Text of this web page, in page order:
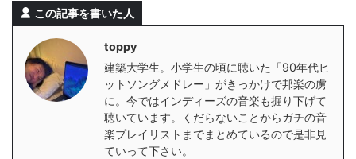
この記事を書いた人
toppy
建築大学生。小学生の頃に聴いた「90年代ヒ
ットソングメドレー」がきっかけで邦楽の虜
に。今ではインディーズの音楽も掘り下げて
聴いています。くだらないことからガチの音
楽プレイリストまでまとめているので是非見
ていって下さい。